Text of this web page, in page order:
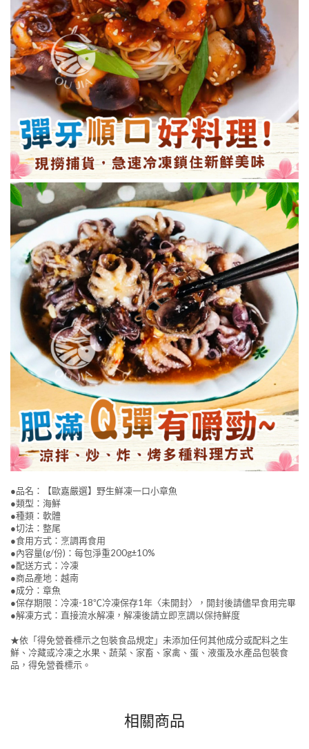
●品名：【歐嘉嚴選】野生鮮凍一口小章魚
●類型：海鮮
●種類：軟體
●切法：整尾
●食用方式：烹調再食用
●內容量(g/份)：每包淨重200g±10%
●配送方式：冷凍
●商品產地：越南
●成分：章魚
●保存期限：冷凍-18℃冷凍保存1年〈未開封〉，開封後請儘早食用完畢
●解凍方式：直接流水解凍，解凍後請立即烹調以保持鮮度
★依「得免營養標示之包裝食品規定」未添加任何其他成分或配料之生
鮮、冷藏或冷凍之水果、蔬菜、家畜、家禽、蛋、液蛋及水產品包裝食
品，得免營養標示。
相關商品